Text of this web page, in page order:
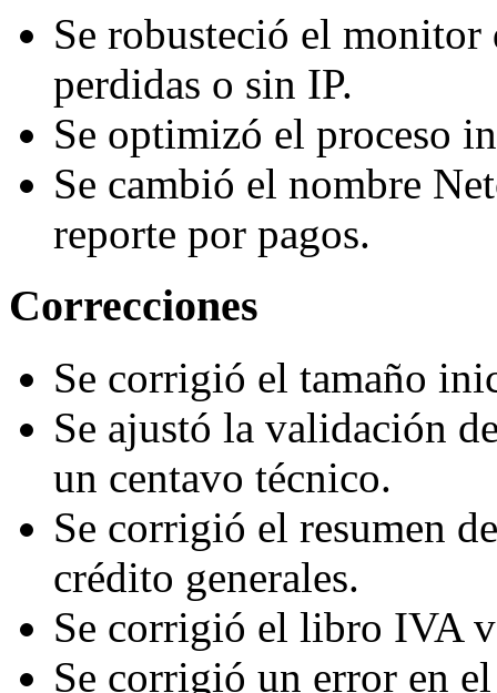
Se robusteció el monitor
perdidas o sin IP.
Se optimizó el proceso
Se cambió el nombre
reporte por pagos.
Correcciones
Se corrigió el tamaño
Se ajustó la validación
un centavo técnico.
Se corrigió el resumen
crédito generales.
Se corrigió el libro IVA
Se corrigió un error en